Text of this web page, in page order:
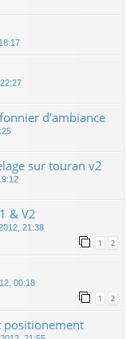
d'ambiance
sur touran v2
& V2
21:38
1 2
00:18
1 2
positionement